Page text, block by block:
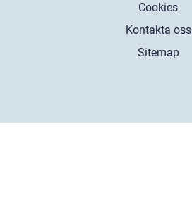
Cookies
Kontakta oss
Sitemap